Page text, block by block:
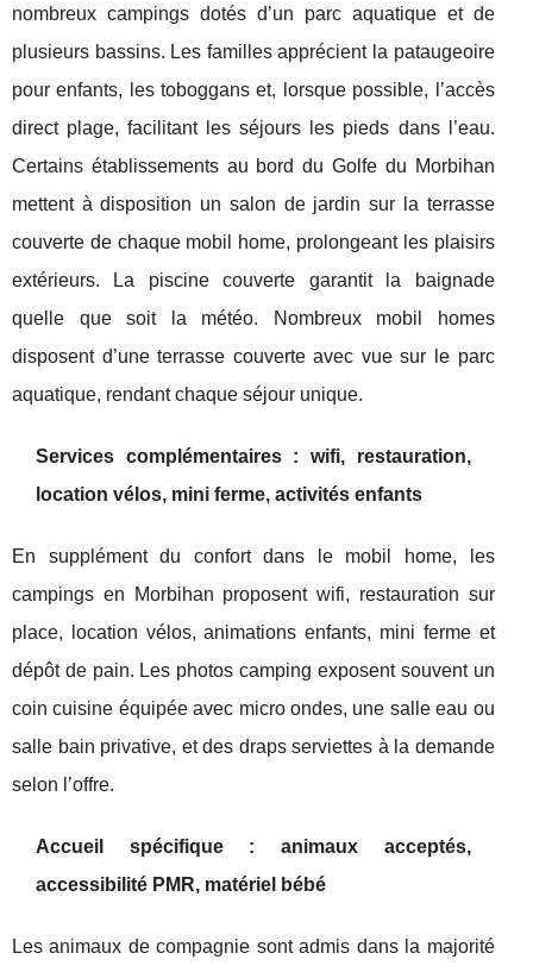
nombreux campings dotés d’un parc aquatique et de
plusieurs bassins. Les familles apprécient la pataugeoire
pour enfants, les toboggans et, lorsque possible, l’accès
direct plage, facilitant les séjours les pieds dans l’eau.
Certains établissements au bord du Golfe du Morbihan
mettent à disposition un salon de jardin sur la terrasse
couverte de chaque mobil home, prolongeant les plaisirs
extérieurs. La piscine couverte garantit la baignade
quelle que soit la météo. Nombreux mobil homes
disposent d’une terrasse couverte avec vue sur le parc
aquatique, rendant chaque séjour unique.
Services complémentaires : wifi, restauration,
location vélos, mini ferme, activités enfants
En supplément du confort dans le mobil home, les
campings en Morbihan proposent wifi, restauration sur
place, location vélos, animations enfants, mini ferme et
dépôt de pain. Les photos camping exposent souvent un
coin cuisine équipée avec micro ondes, une salle eau ou
salle bain privative, et des draps serviettes à la demande
selon l’offre.
Accueil spécifique : animaux acceptés,
accessibilité PMR, matériel bébé
Les animaux de compagnie sont admis dans la majorité